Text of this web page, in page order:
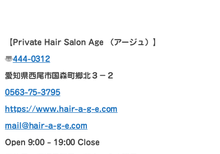
【Private Hair Salon Age （アージュ） 】
〠444-0312
愛知県西尾市国森町郷北３－２
0563-75-3795
https://www.hair-a-g-e.com
mail@hair-a-g-e.com
Open 9:00 – 19:00 Close